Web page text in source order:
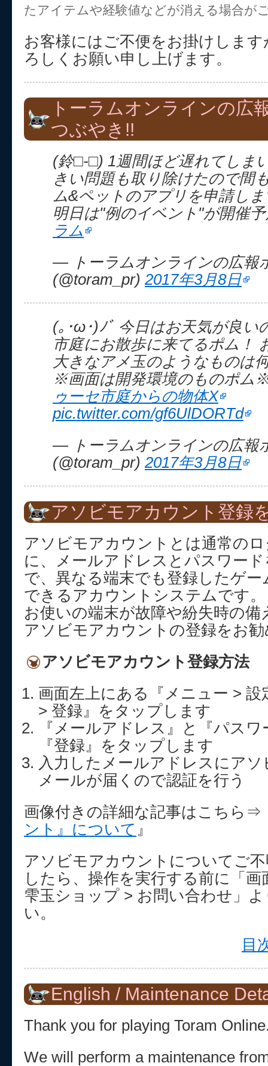
たアイテムや経験値などが消える場合が
お客様にはご不便をお掛けしま
ろしくお願い申し上げます。
トーラムオンラインの広
つぶやき!!
(鈴□-□) 1週間ほど遅れてしま
きい問題も取り除けたので間
ム&ペットのアプリを申請し
明日は"例のイベント"が開催
ラム
— トーラムオンラインの広報
(@toram_pr) 2017年3月8日
(｡･ω･)ﾉﾞ 今日はお天気が良い
市庭にお散歩に来てるポム
大きなアメ玉のようなもの
※画面は開発環境のものポム
ゥーセ市庭からの物体X
pic.twitter.com/gf6UlDORTd
— トーラムオンラインの広報
(@toram_pr) 2017年3月8日
アソビモアカウント登録
アソビモアカウントとは通常の
に、メールアドレスとパスワー
で、異なる端末でも登録したゲ
できるアカウントシステムです。
お使いの端末が故障や紛失時の
アソビモアカウントの登録をお
アソビモアカウント登録方法
画面左上にある『メニュー >
> 登録』をタップします
『メールアドレス』と『パス
『登録』をタップします
入力したメールアドレスにア
メールが届くので認証を行う
画像付きの詳細な記事はこちら⇒
ント』について 』
アソビモアカウントについてご
したら、操作を実行する前に「画
雫玉ショップ > お問い合わせ」
い。
目
English / Maintenance
Thank you for playing Toram
We will perform a maintenance